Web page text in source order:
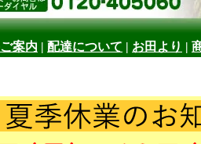
案内 | 配達について | お田より |